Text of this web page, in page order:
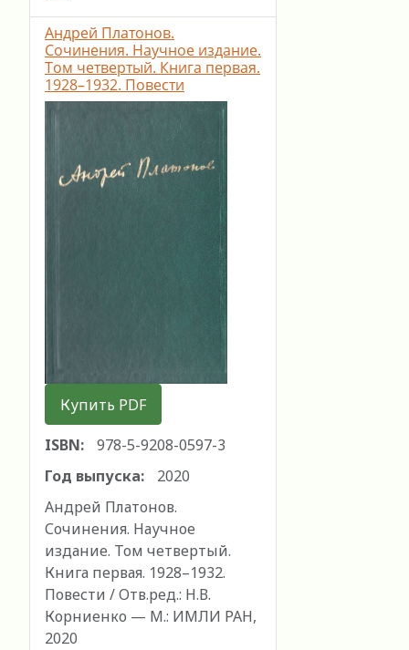
Андрей Платонов.
Сочинения. Научное издание.
Том четвертый. Книга первая.
1928–1932. Повести
Купить PDF
ISBN:
978-5-9208-0597-3
Год выпуска:
2020
Андрей Платонов.
Сочинения. Научное
издание. Том четвертый.
Книга первая. 1928–1932.
Повести / Отв.ред.: Н.В.
Корниенко — М.: ИМЛИ РАН,
2020